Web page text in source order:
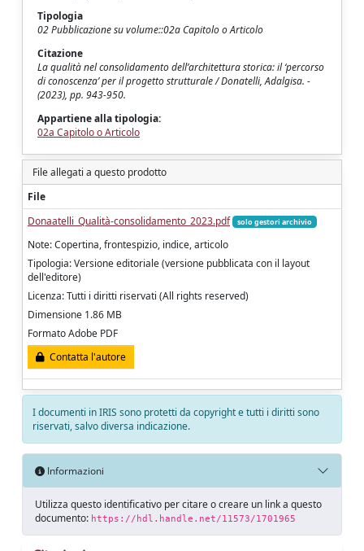
Tipologia
02 Pubblicazione su volume::02a Capitolo o Articolo
Citazione
La qualità nel consolidamento dell’architettura storica: il ‘percorso
di conoscenza’ per il progetto strutturale / Donatelli, Adalgisa. -
(2023), pp. 943-950.
Appartiene alla tipologia:
02a Capitolo o Articolo
File allegati a questo prodotto
File
Donaatelli_Qualità-consolidamento_2023.pdf
solo gestori archivio
Note: Copertina, frontespizio, indice, articolo
Tipologia: Versione editoriale (versione pubblicata con il layout
dell'editore)
Licenza: Tutti i diritti riservati (All rights reserved)
Dimensione 1.86 MB
Formato Adobe PDF
Contatta l'autore
I documenti in IRIS sono protetti da copyright e tutti i diritti sono
riservati, salvo diversa indicazione.
Informazioni
Utilizza questo identificativo per citare o creare un link a questo
documento: https://hdl.handle.net/11573/1701965